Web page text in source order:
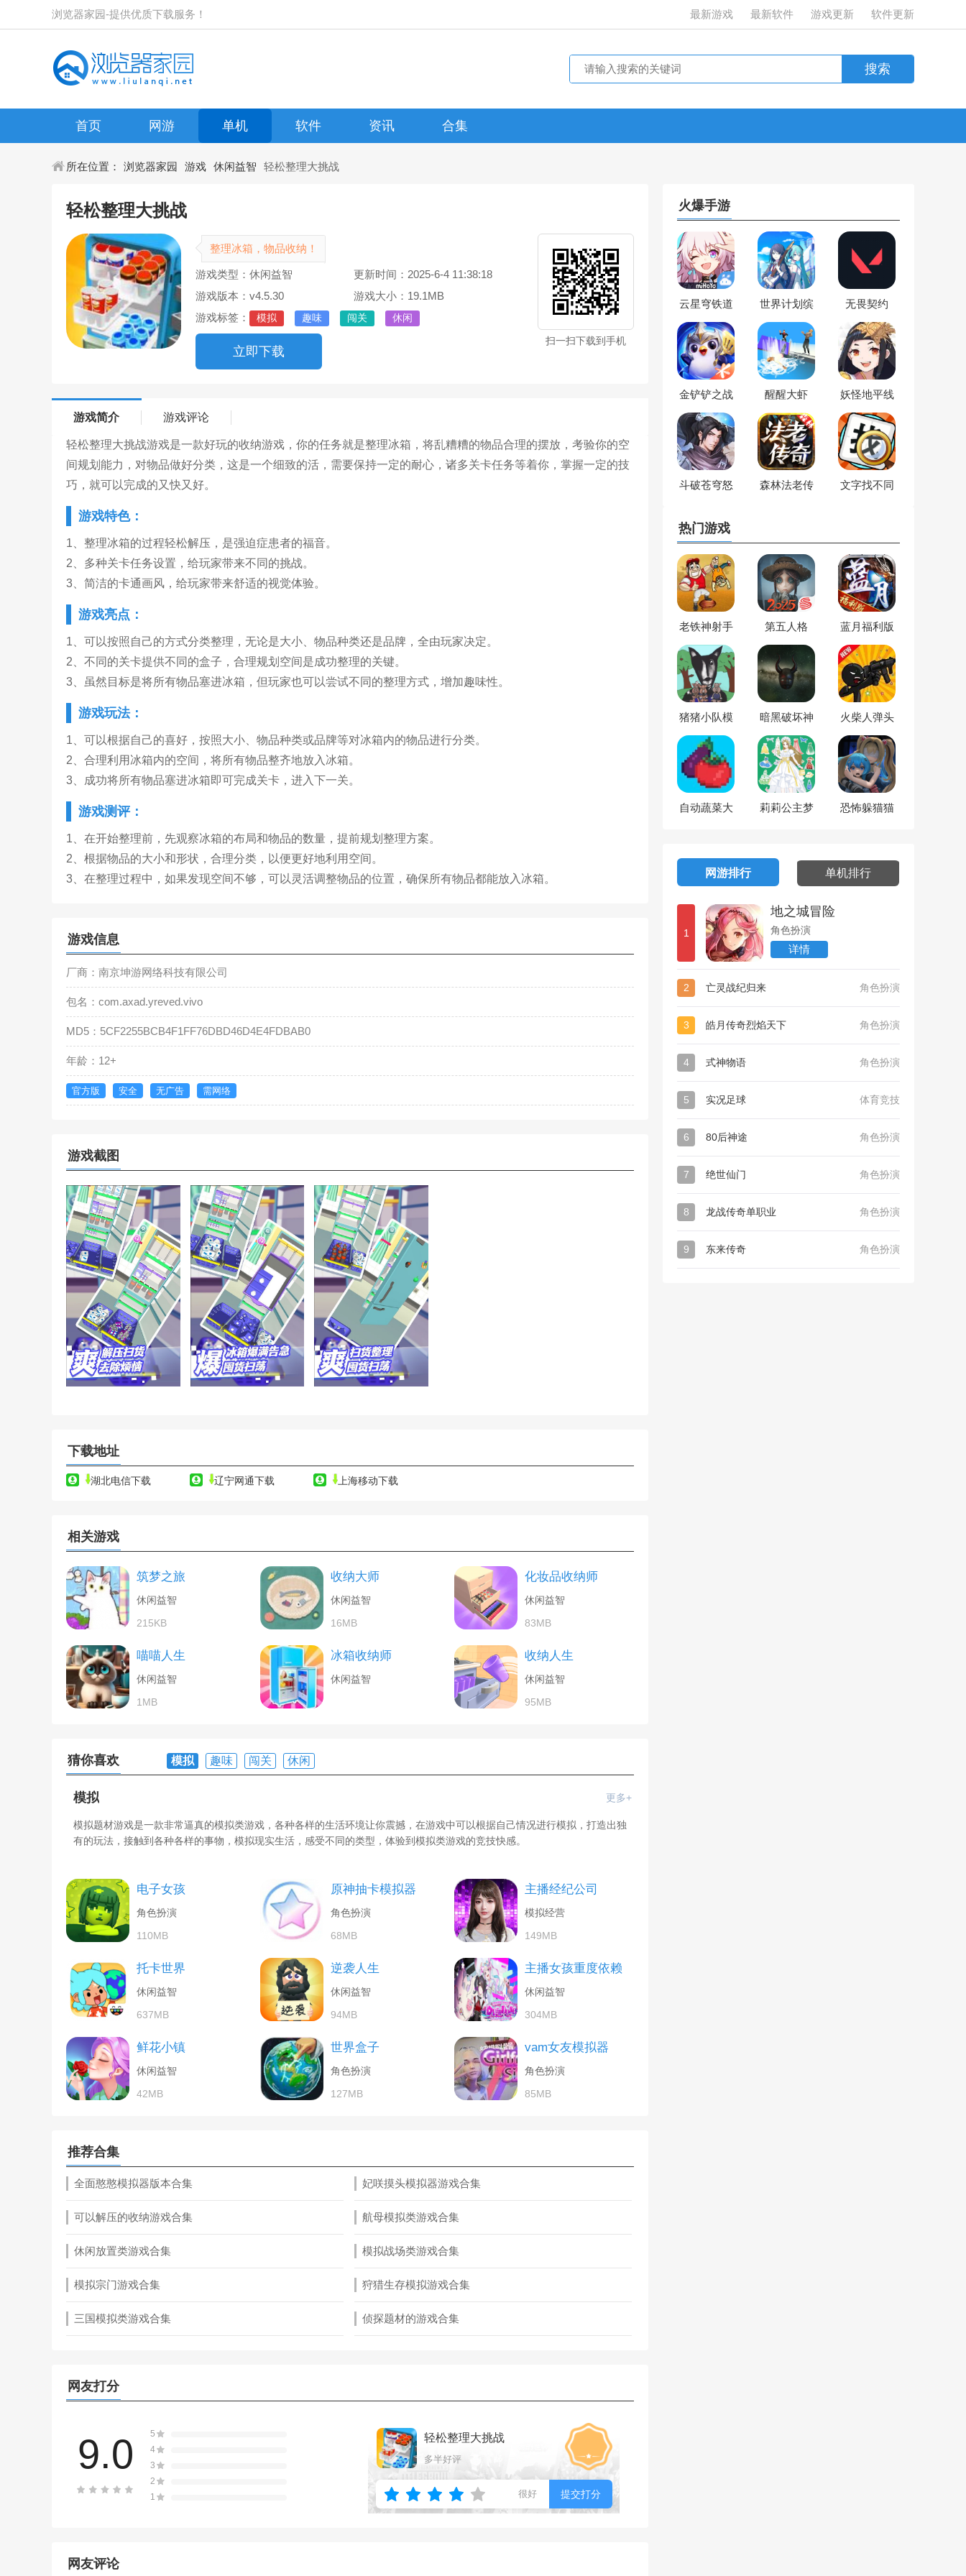
浏览器家园-提供优质下载服务！ 最新游戏 最新软件 游戏更新 软件更新
首页 网游 单机 软件 资讯 合集
所在位置： 浏览器家园 游戏 休闲益智 轻松整理大挑战
轻松整理大挑战
整理冰箱，物品收纳！
游戏类型：休闲益智
更新时间：2025-6-4 11:38:18
游戏版本：v4.5.30
游戏大小：19.1MB
游戏标签：
模拟 趣味 闯关 休闲
立即下载
扫一扫下载到手机
游戏简介 游戏评论
轻松整理大挑战游戏是一款好玩的收纳游戏，你的任务就是整理冰箱，将乱糟糟的物品合理的摆放，考验你的空
间规划能力，对物品做好分类，这是一个细致的活，需要保持一定的耐心，诸多关卡任务等着你，掌握一定的技
巧，就可以完成的又快又好。
游戏特色：
1、整理冰箱的过程轻松解压，是强迫症患者的福音。
2、多种关卡任务设置，给玩家带来不同的挑战。
3、简洁的卡通画风，给玩家带来舒适的视觉体验。
游戏亮点：
1、可以按照自己的方式分类整理，无论是大小、物品种类还是品牌，全由玩家决定。
2、不同的关卡提供不同的盒子，合理规划空间是成功整理的关键。
3、虽然目标是将所有物品塞进冰箱，但玩家也可以尝试不同的整理方式，增加趣味性。
游戏玩法：
1、可以根据自己的喜好，按照大小、物品种类或品牌等对冰箱内的物品进行分类。
2、合理利用冰箱内的空间，将所有物品整齐地放入冰箱。
3、成功将所有物品塞进冰箱即可完成关卡，进入下一关。
游戏测评：
1、在开始整理前，先观察冰箱的布局和物品的数量，提前规划整理方案。
2、根据物品的大小和形状，合理分类，以便更好地利用空间。
3、在整理过程中，如果发现空间不够，可以灵活调整物品的位置，确保所有物品都能放入冰箱。
游戏信息
厂商：南京坤游网络科技有限公司
包名：com.axad.yreved.vivo
MD5：5CF2255BCB4F1FF76DBD46D4E4FDBAB0
年龄：12+
官方版 安全 无广告 需网络
游戏截图
下载地址
湖北电信下载 辽宁网通下载 上海移动下载
相关游戏
筑梦之旅
休闲益智
215KB
收纳大师
休闲益智
16MB
化妆品收纳师
休闲益智
83MB
喵喵人生
休闲益智
1MB
冰箱收纳师
休闲益智
收纳人生
休闲益智
95MB
猜你喜欢 模拟 趣味 闯关 休闲
模拟 更多+
模拟题材游戏是一款非常逼真的模拟类游戏，各种各样的生活环境让你震撼，在游戏中可以根据自己情况进行模拟，打造出独
有的玩法，接触到各种各样的事物，模拟现实生活，感受不同的类型，体验到模拟类游戏的竞技快感。
电子女孩
角色扮演
110MB
原神抽卡模拟器
角色扮演
68MB
主播经纪公司
模拟经营
149MB
托卡世界
休闲益智
637MB
逆袭人生
休闲益智
94MB
主播女孩重度依赖
休闲益智
304MB
鲜花小镇
休闲益智
42MB
世界盒子
角色扮演
127MB
vam女友模拟器
角色扮演
85MB
推荐合集
全面憨憨模拟器版本合集 妃咲摸头模拟器游戏合集
可以解压的收纳游戏合集 航母模拟类游戏合集
休闲放置类游戏合集 模拟战场类游戏合集
模拟宗门游戏合集 狩猎生存模拟游戏合集
三国模拟类游戏合集 侦探题材的游戏合集
网友打分
9.0
5
4
3
2
1
轻松整理大挑战
多半好评
很好 提交打分
网友评论
火爆手游
云星穹铁道
世界计划缤
无畏契约
金铲铲之战 醒醒大虾 妖怪地平线
斗破苍穹怒
森林法老传
文字找不同
热门游戏
老铁神射手 第五人格
蓝月福利版
猪猪小队模
暗黑破坏神
火柴人弹头
自动蔬菜大
莉莉公主梦
恐怖躲猫猫
网游排行 单机排行
1
地之城冒险
角色扮演
详情
2 亡灵战纪归来 角色扮演
3 皓月传奇烈焰天下 角色扮演
4 式神物语 角色扮演
5 实况足球 体育竞技
6 80后神途 角色扮演
7 绝世仙门 角色扮演
8 龙战传奇单职业 角色扮演
9 东来传奇 角色扮演